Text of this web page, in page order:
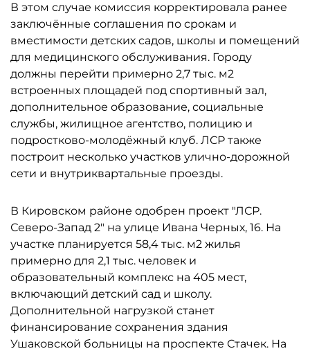
В этом случае комиссия корректировала ранее
заключённые соглашения по срокам и
вместимости детских садов, школы и помещений
для медицинского обслуживания. Городу
должны перейти примерно 2,7 тыс. м2
встроенных площадей под спортивный зал,
дополнительное образование, социальные
службы, жилищное агентство, полицию и
подростково-молодёжный клуб. ЛСР также
построит несколько участков улично-дорожной
сети и внутриквартальные проезды.
В Кировском районе одобрен проект "ЛСР.
Северо-Запад 2" на улице Ивана Черных, 16. На
участке планируется 58,4 тыс. м2 жилья
примерно для 2,1 тыс. человек и
образовательный комплекс на 405 мест,
включающий детский сад и школу.
Дополнительной нагрузкой станет
финансирование сохранения здания
Ушаковской больницы на проспекте Стачек. На